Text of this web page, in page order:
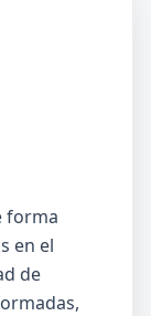
forma
en el
de